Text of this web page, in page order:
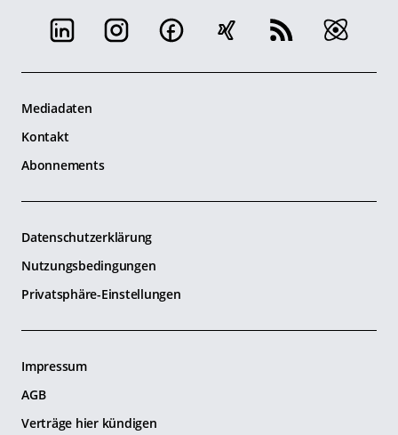
Mediadaten
Kontakt
Abonnements
Datenschutzerklärung
Nutzungsbedingungen
Privatsphäre-Einstellungen
Impressum
AGB
Verträge hier kündigen